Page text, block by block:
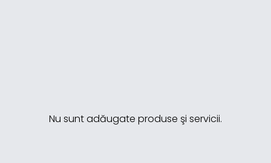
Nu sunt adăugate produse şi servicii.